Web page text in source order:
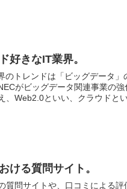
好きなIT業界。
のトレンドは「ビッグデータ
がビッグデータ関連事業の
、Web2.0といい、クラウドと
ける質問サイト。
質問サイトや、口コミによる